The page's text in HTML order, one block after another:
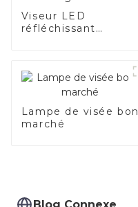
Viseur LED
réfléchissant
Lampe de visée bon
marché